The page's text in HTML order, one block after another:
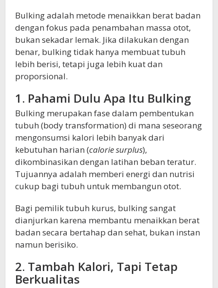
Bulking adalah metode menaikkan berat badan
dengan fokus pada penambahan massa otot,
bukan sekadar lemak. Jika dilakukan dengan
benar, bulking tidak hanya membuat tubuh
lebih berisi, tetapi juga lebih kuat dan
proporsional.
1. Pahami Dulu Apa Itu Bulking
Bulking merupakan fase dalam pembentukan
tubuh (body transformation) di mana seseorang
mengonsumsi kalori lebih banyak dari
kebutuhan harian (calorie surplus),
dikombinasikan dengan latihan beban teratur.
Tujuannya adalah memberi energi dan nutrisi
cukup bagi tubuh untuk membangun otot.
Bagi pemilik tubuh kurus, bulking sangat
dianjurkan karena membantu menaikkan berat
badan secara bertahap dan sehat, bukan instan
namun berisiko.
2. Tambah Kalori, Tapi Tetap
Berkualitas